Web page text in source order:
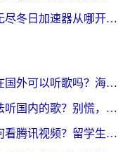
苹果手机无尽冬日加速器从哪开启？海外玩家的冬日生存指南
酷狗会员在国外可以听歌吗？海外党亲测有效：3步解决音乐权限难题
在国外无法听国内的歌？别慌，这样操作就能畅听QQ音乐（附亲测加速器推荐）
在国外如何看腾讯视频？留学生亲测有效的回国加速方案